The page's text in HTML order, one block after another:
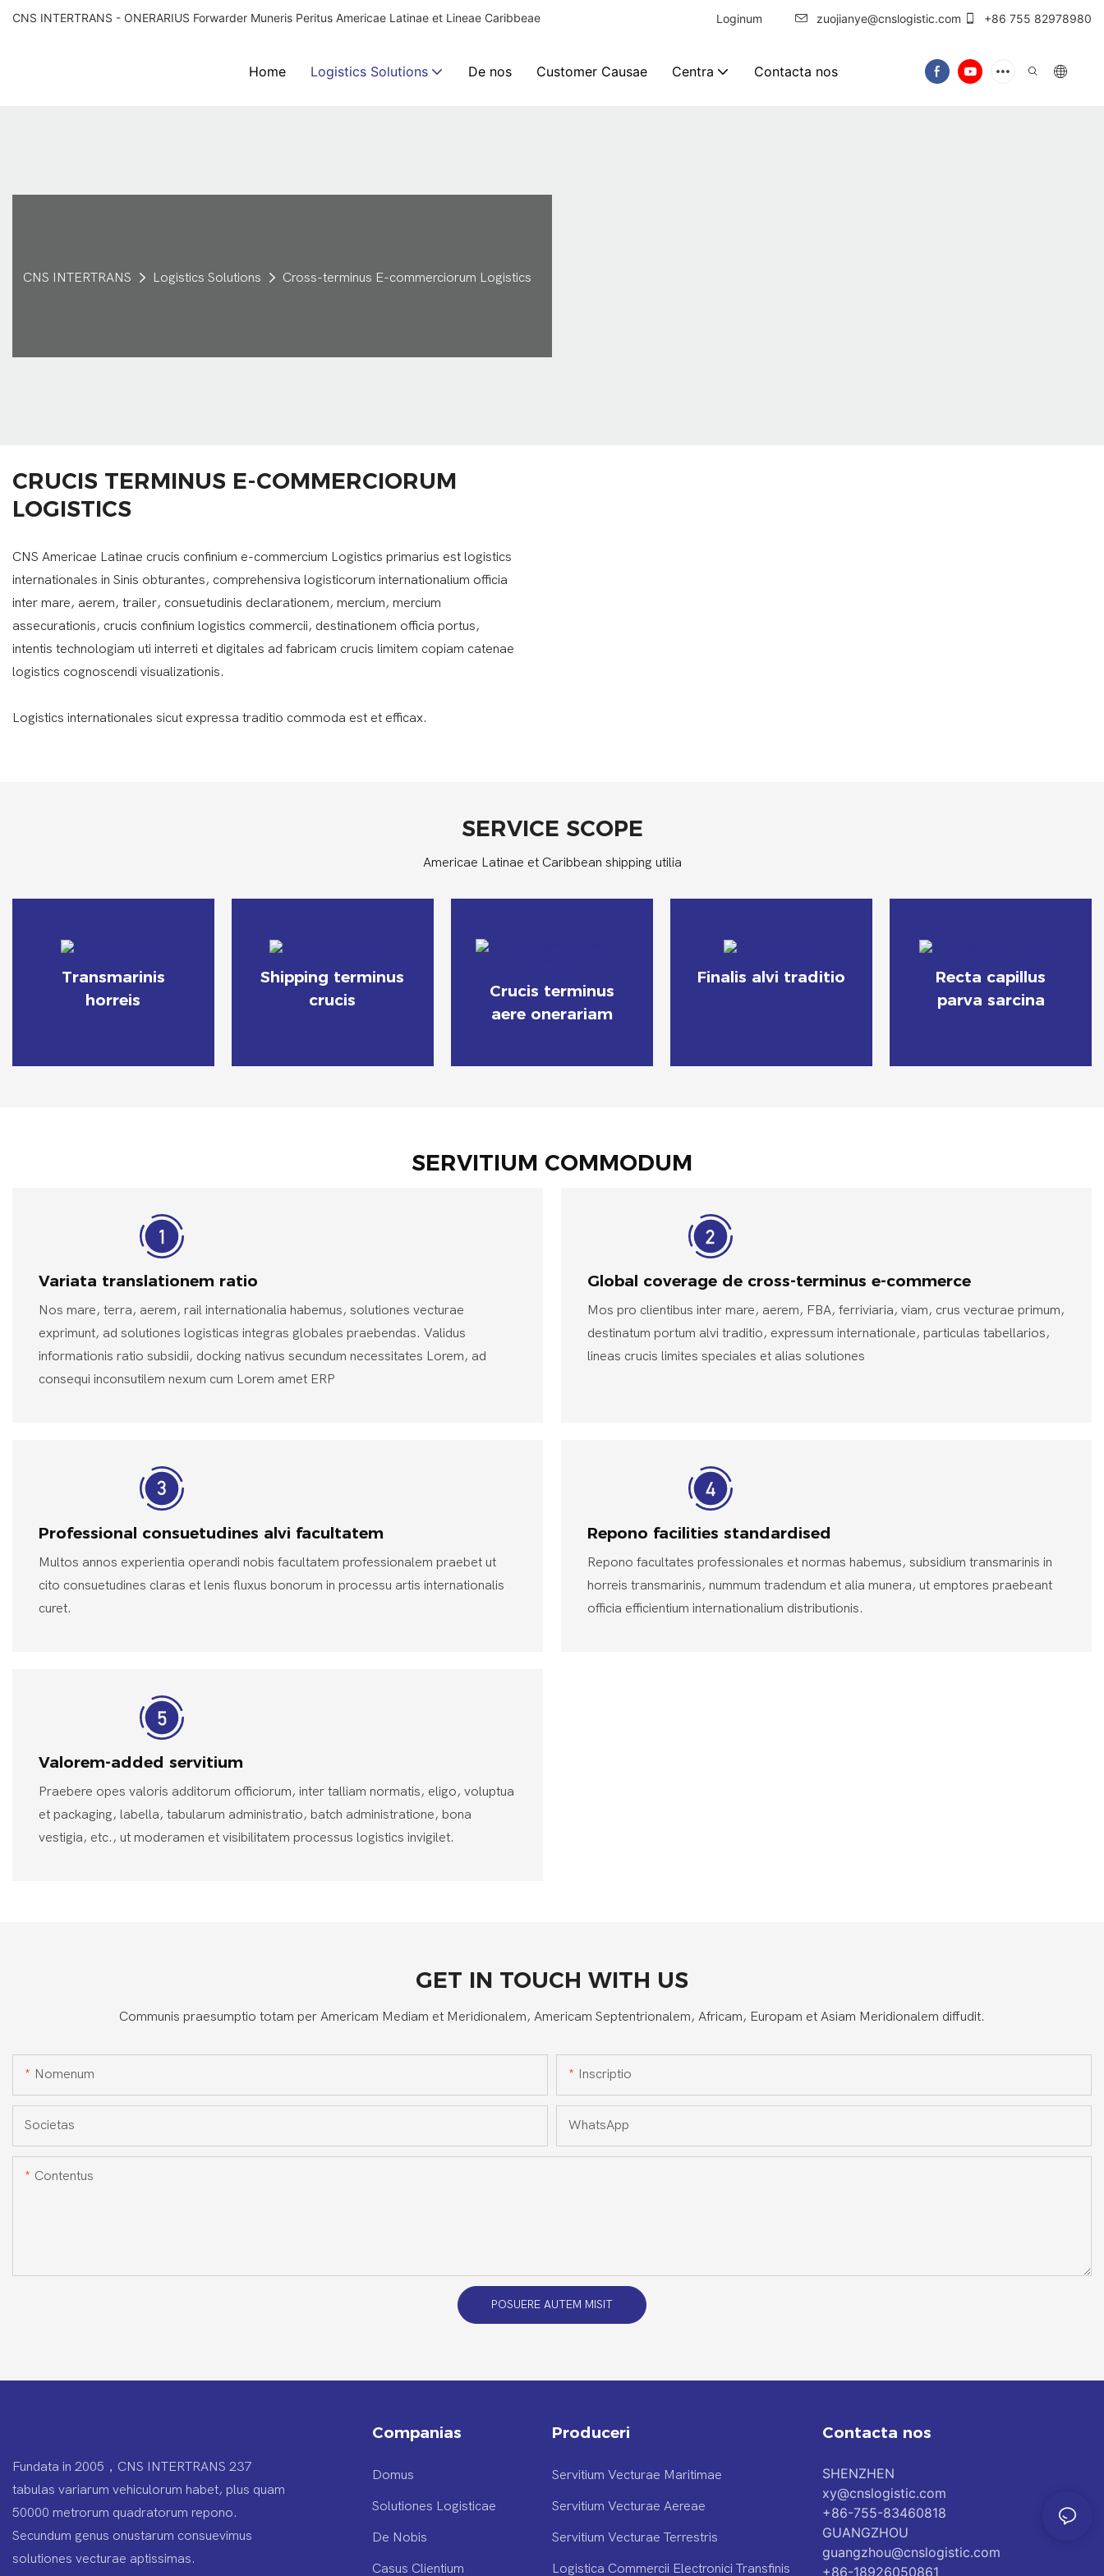
CNS INTERTRANS - ONERARIUS Forwarder Muneris Peritus Americae Latinae et Lineae Caribbeae Loginum zuojianye@cnslogistic.com +86 755 82978980
Home Logistics Solutions De nos Customer Causae Centra Contacta nos
CNS INTERTRANS Logistics Solutions Cross-terminus E-commerciorum Logistics
CRUCIS TERMINUS E-COMMERCIORUM
LOGISTICS
CNS Americae Latinae crucis confinium e-commercium Logistics primarius est logistics
internationales in Sinis obturantes, comprehensiva logisticorum internationalium officia
inter mare, aerem, trailer, consuetudinis declarationem, mercium, mercium
assecurationis, crucis confinium logistics commercii, destinationem officia portus,
intentis technologiam uti interreti et digitales ad fabricam crucis limitem copiam catenae
logistics cognoscendi visualizationis.
Logistics internationales sicut expressa traditio commoda est et efficax.
SERVICE SCOPE
Americae Latinae et Caribbean shipping utilia
Transmarinis
horreis
Shipping terminus
crucis
Crucis terminus
aere onerariam
Finalis alvi traditio
Recta capillus
parva sarcina
SERVITIUM COMMODUM
Variata translationem ratio
Nos mare, terra, aerem, rail internationalia habemus, solutiones vecturae
exprimunt, ad solutiones logisticas integras globales praebendas. Validus
informationis ratio subsidii, docking nativus secundum necessitates Lorem, ad
consequi inconsutilem nexum cum Lorem amet ERP
Global coverage de cross-terminus e-commerce
Mos pro clientibus inter mare, aerem, FBA, ferriviaria, viam, crus vecturae primum,
destinatum portum alvi traditio, expressum internationale, particulas tabellarios,
lineas crucis limites speciales et alias solutiones
Professional consuetudines alvi facultatem
Multos annos experientia operandi nobis facultatem professionalem praebet ut
cito consuetudines claras et lenis fluxus bonorum in processu artis internationalis
curet.
Repono facilities standardised
Repono facultates professionales et normas habemus, subsidium transmarinis in
horreis transmarinis, nummum tradendum et alia munera, ut emptores praebeant
officia efficientium internationalium distributionis.
Valorem-added servitium
Praebere opes valoris additorum officiorum, inter talliam normatis, eligo, voluptua
et packaging, labella, tabularum administratio, batch administratione, bona
vestigia, etc., ut moderamen et visibilitatem processus logistics invigilet.
GET IN TOUCH WITH US
Communis praesumptio totam per Americam Mediam et Meridionalem, Americam Septentrionalem, Africam, Europam et Asiam Meridionalem diffudit.
Nomenum Inscriptio
Societas WhatsApp
Contentus
POSUERE AUTEM MISIT
Fundata in 2005，CNS INTERTRANS 237
tabulas variarum vehiculorum habet, plus quam
50000 metrorum quadratorum repono.
Secundum genus onustarum consuevimus
solutiones vecturae aptissimas.
Companias
Domus
Solutiones Logisticae
De Nobis
Casus Clientium
Produceri
Servitium Vecturae Maritimae
Servitium Vecturae Aereae
Servitium Vecturae Terrestris
Logistica Commercii Electronici Transfinis
Contacta nos
SHENZHEN
xy@cnslogistic.com
+86-755-83460818
GUANGZHOU
guangzhou@cnslogistic.com
+86-18926050861